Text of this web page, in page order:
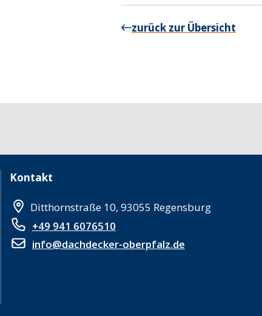
zurück zur Übersicht
Kontakt
Ditthornstraße 10, 93055 Regensburg
+49 941 6076510
info@dachdecker-oberpfalz.de